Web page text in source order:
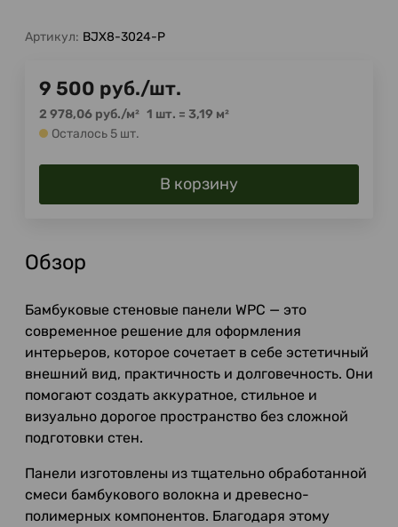
Артикул: BJX8-3024-P
9 500 руб./шт.
2 978,06 руб./м² 1 шт. = 3,19 м²
Осталось 5 шт.
В корзину
Обзор
Бамбуковые стеновые панели WPC — это
современное решение для оформления
интерьеров, которое сочетает в себе эстетичный
внешний вид, практичность и долговечность. Они
помогают создать аккуратное, стильное и
визуально дорогое пространство без сложной
подготовки стен.
Панели изготовлены из тщательно обработанной
смеси бамбукового волокна и древесно-
полимерных компонентов. Благодаря этому